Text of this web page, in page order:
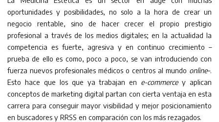
oportunidades y posibilidades, no solo a la hora de crear un
negocio rentable, sino de hacer crecer el propio prestigio
profesional a través de los medios digitales; en la actualidad la
competencia es fuerte, agresiva y en continuo crecimiento –
prueba de ello es como, poco a poco, se van introduciendo con
fuerza nuevos profesionales médicos o centros al mundo online–.
Esto hace que los que ya trabajan en e-commercey aplican
conceptos de marketing digital partan con cierta ventaja en esta
carrera para conseguir mayor visibilidad y mejor posicionamiento
en buscadores y RRSS en comparación con los más rezagados.